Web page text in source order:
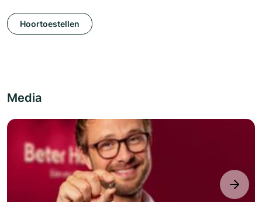
Hoortoestellen
Media
next